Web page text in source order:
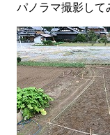
パノラマ撮影して